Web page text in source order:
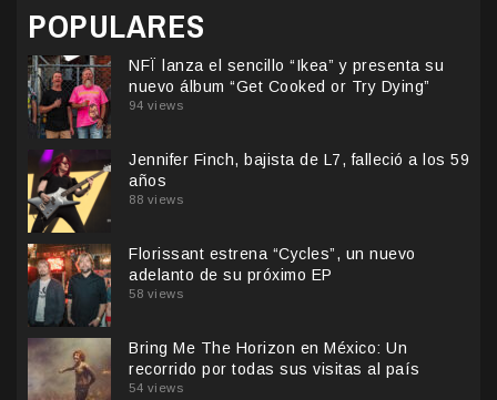
POPULARES
NFÏ lanza el sencillo “Ikea” y presenta su
nuevo álbum “Get Cooked or Try Dying”
94 views
Jennifer Finch, bajista de L7, falleció a los 59
años
88 views
Florissant estrena “Cycles”, un nuevo
adelanto de su próximo EP
58 views
Bring Me The Horizon en México: Un
recorrido por todas sus visitas al país
54 views